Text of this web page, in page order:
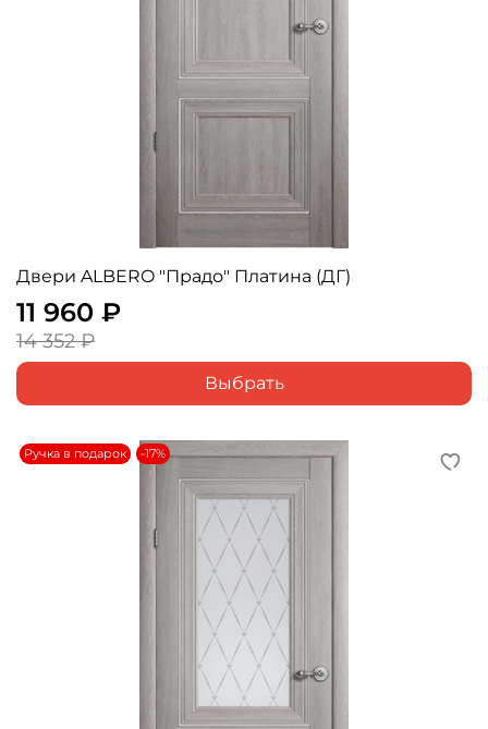
Двери ALBERO "Прадо" Платина (ДГ)
11 960 ₽
14 352 ₽
Выбрать
Ручка в подарок -17%